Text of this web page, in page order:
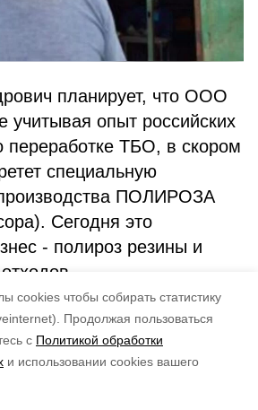
cookies чтобы собирать статистику
Продолжая пользоваться
с Политикой обработки
и использовании cookies вашего
планирует, что ООО
учитывая опыт российских
переработке ТБО, в скором
специальную
ПОЛИРОЗА
Сегодня это
- полироз резины и